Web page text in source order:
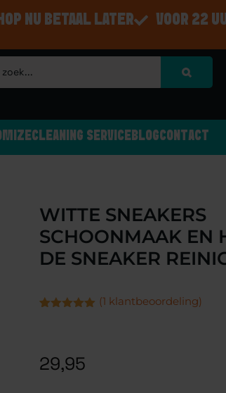
NU BETAAL LATER VOOR 22
CLEANING SERVICE BLOGCONTACT
WITTE SNEAKERS
SCHOONMAAK EN
DE SNEAKER
klantbeoordeling
(1 klantbeoordeling)
29,95